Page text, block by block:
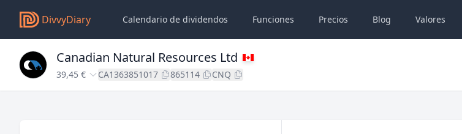
DivvyDiary Calendario de dividendos Funciones Precios Blog Valores
Canadian Natural Resources Ltd
39,45 € CA1363851017 865114 CNQ